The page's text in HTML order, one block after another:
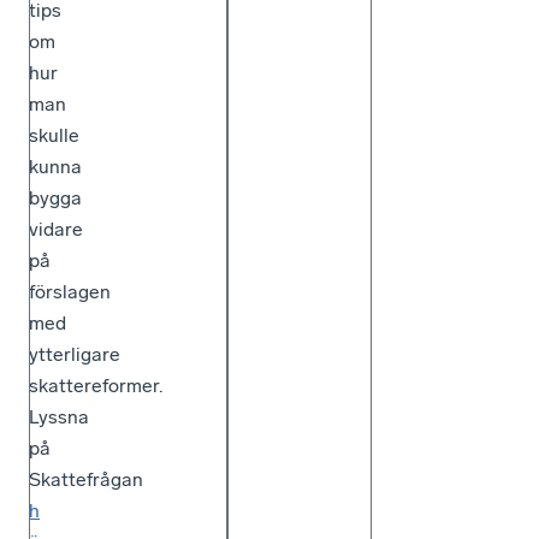
tips
om
hur
man
skulle
kunna
bygga
vidare
på
förslagen
med
ytterligare
skattereformer.
Lyssna
på
Skattefrågan
h